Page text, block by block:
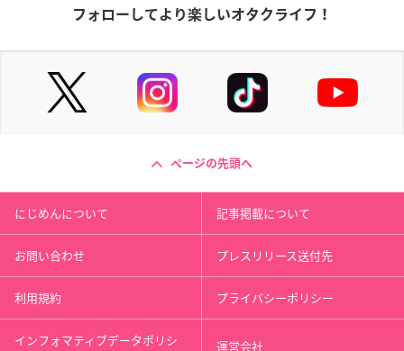
フォローしてより楽しいオタクライフ！
ページの先頭へ
にじめんについて 記事掲載について
お問い合わせ プレスリリース送付先
利用規約 プライバシーポリシー
インフォマティブデータポリシ 運営会社